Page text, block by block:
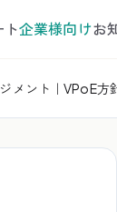
企業様向けお
ント｜VPoE方